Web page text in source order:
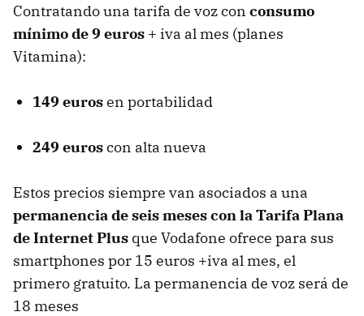
Contratando una tarifa de voz con consumo
mínimo de 9 euros + iva al mes (planes
Vitamina):
149 eurosen portabilidad
249 euroscon alta nueva
Estos precios siempre van asociados a una
permanencia de seis meses con la Tarifa Plana
de Internet Plus que Vodafone ofrece para sus
smartphones por 15 euros +iva al mes, el
primero gratuito. La permanencia de voz será de
18 meses